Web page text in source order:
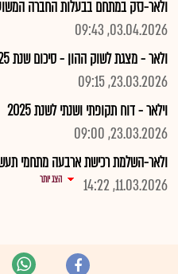
ולאר-נזק במתחם בבעלות החברה
03.04.2026, 09:43
ולאר - מצגת לשוק ההון - סיכום שנת 2025
23.03.2026, 09:15
וילאר - דוח תקופתי ושנתי לשנת 2025
23.03.2026, 09:00
ולאר-השלמת רכישת ארבעה מתחמי
11.03.2026, 14:22
הצג יותר